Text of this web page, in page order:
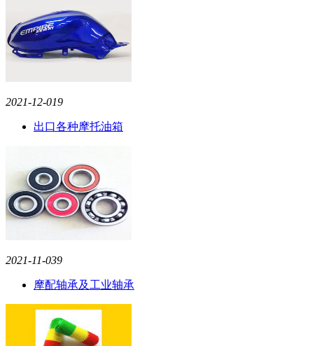
2021-12-019
出口各种摩托油箱
2021-11-039
摩配轴承及工业轴承